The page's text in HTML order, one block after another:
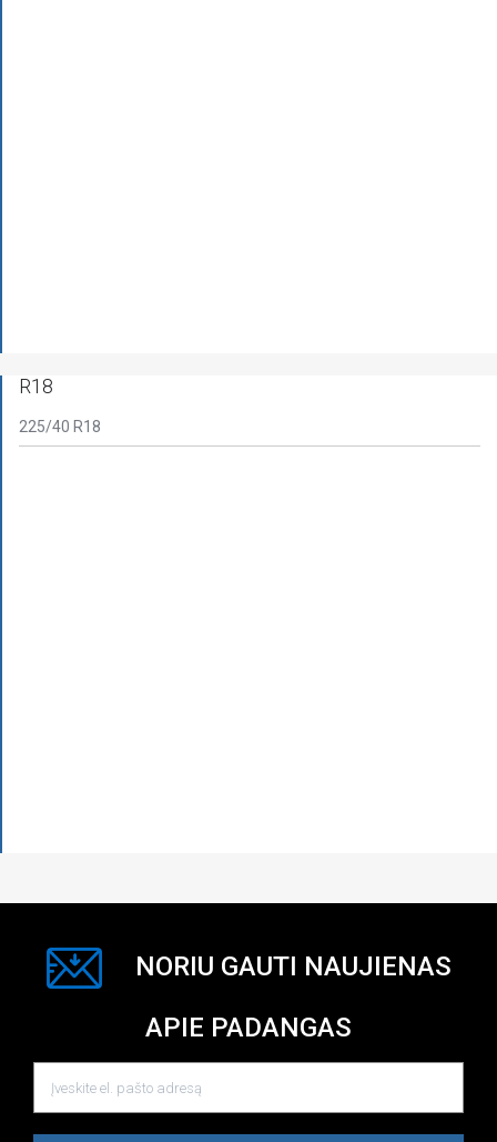
R18
225/40 R18
NORIU GAUTI NAUJIENAS
APIE PADANGAS